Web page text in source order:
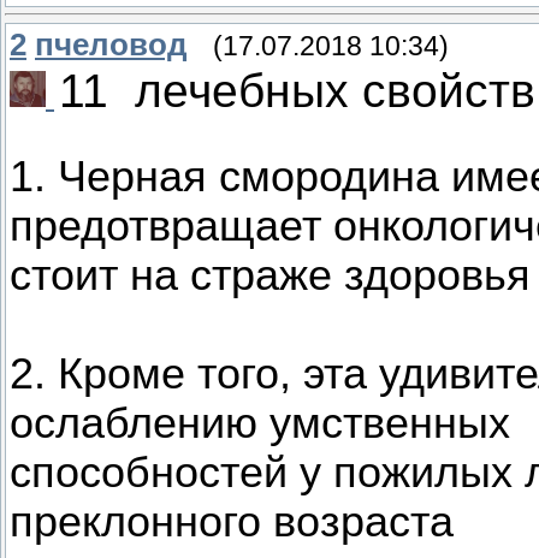
2 пчеловод (17.07.2018 10:34)
11 лечебных
1. Черная смородина
предотвращает
стоит на страже
2. Кроме того, эта
ослаблению умственных
способностей у
преклонного возраста